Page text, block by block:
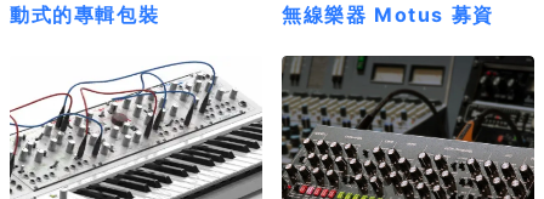
動式的專輯包裝
無線樂器 Motus 募資